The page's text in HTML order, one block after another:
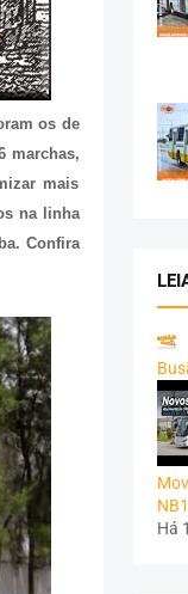
os de
marchas,
mais
na linha
Confira
Há